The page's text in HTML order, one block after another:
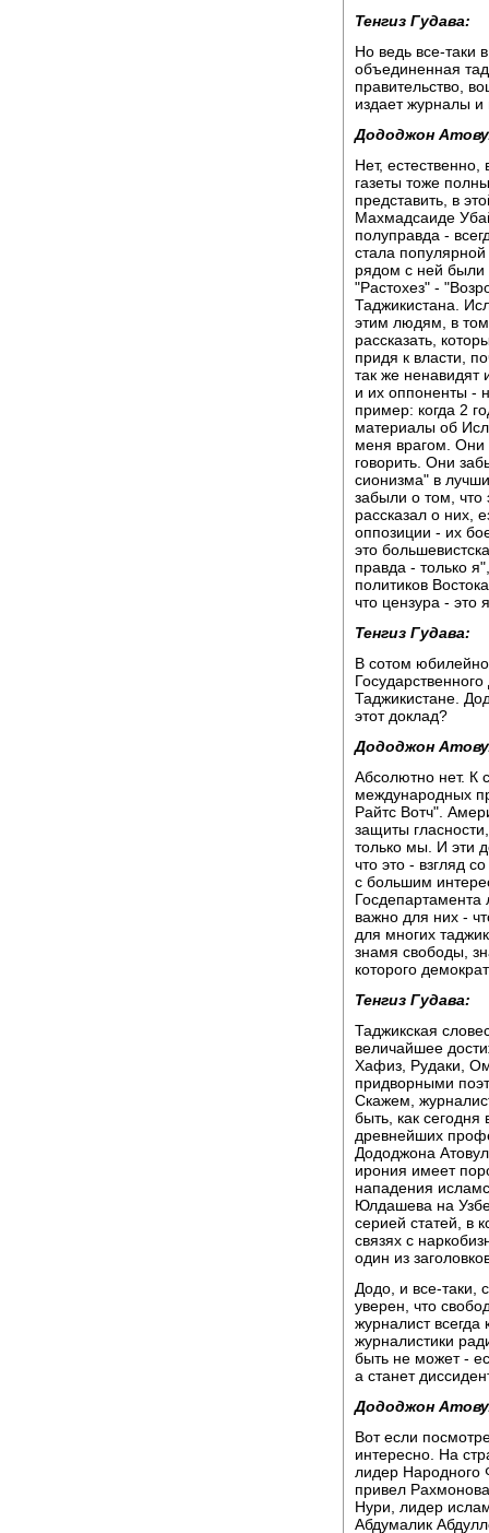
Тенгиз Гудава:
Но ведь все-таки
объединенная
правительство,
издает журналы
Дододжон
Нет,
газеты тоже
представить, в
Махмадсаиде
полуправда -
стала популярной
рядом с ней были
"Растохез" -
Таджикистана.
этим людям, в
рассказать,
придя к власти,
так же ненавидят
и их оппоненты -
пример: когда 2
материалы об
меня врагом. Они
говорить. Они
сионизма" в
забыли о том, что
рассказал о них,
оппозиции - их
это
правда - только
политиков
что цензура - это
Тенгиз Гудава:
В сотом
Таджикистане.
этот доклад?
Дододжон
Абсолютно нет. К
международных
Райтс Вотч".
защиты
только мы. И эти
что это - взгляд
с большим
Госдепартамента
важно для них -
для многих
знамя свободы,
которого
Тенгиз Гудава:
Таджикская
величайшее
Хафиз, Рудаки,
придворными
Скажем,
быть, как
древнейших
Дододжона
ирония имеет
нападения
Юлдашева на
серией статей, в
связях с
один из
Додо, и все-таки,
уверен, что
журналист всегда
журналистики
быть не может -
а станет
Дододжон
Вот если
интересно. На
лидер Народного
привел
Нури, лидер
Абдумалик